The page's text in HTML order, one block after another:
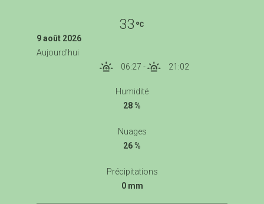
33
9 août 2026
Aujourd'hui
06:27 - 21:02
Humidité
28 %
Nuages
26 %
Précipitations
0 mm